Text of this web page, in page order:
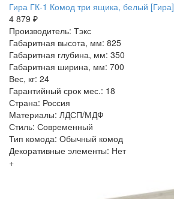
Гира ГК-1 Комод три ящика, белый [Гира]
4 879 ₽
Производитель: Тэкс
Габаритная высота, мм: 825
Габаритная глубина, мм: 350
Габаритная ширина, мм: 700
Вес, кг: 24
Гарантийный срок мес.: 18
Страна: Россия
Материалы: ЛДСП/МДФ
Стиль: Современный
Тип комода: Обычный комод
Декоративные элементы: Нет
+